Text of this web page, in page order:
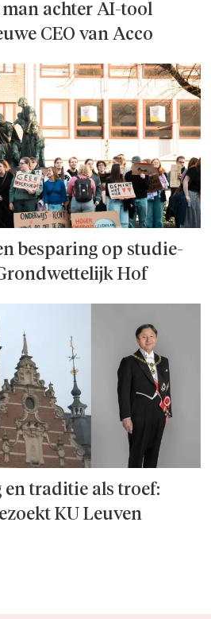
man achter AI-tool
CEO van Acco
besparing op studie­
Hof
traditie als troef:
KU Leuven